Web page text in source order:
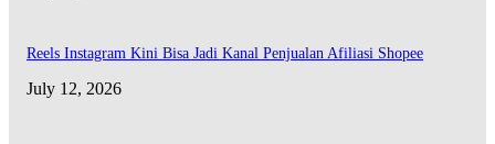
Reels Instagram Kini Bisa Jadi Kanal Penjualan Afiliasi Shopee
July 12, 2026